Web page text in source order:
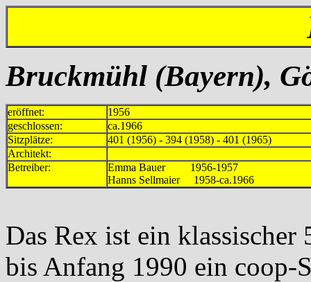
Bruckmühl (Bayern),
eröffnet:
1956
geschlossen:
ca.1966
Sitzplätze:
401 (1956) - 394 (1958) - 401 (1965)
Architekt:
Betreiber:
Emma Bauer 1956-1957
Hanns Sellmaier 1958-ca.1966
Das Rex ist ein
bis Anfang 1990 ein coop-